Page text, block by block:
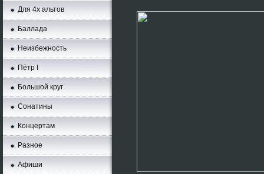
Для 4х альтов
Баллада
Неизбежность
Пётр I
Большой круг
Сонатины
Концертам
Разное
Афиши